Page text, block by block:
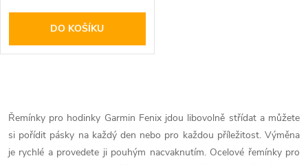
DO KOŠÍKU
v
l
Řemínky pro hodinky Garmin Fenix jdou libovolně střídat a můžete
si pořídit pásky na každý den nebo pro každou příležitost. Výměna
je rychlé a provedete ji pouhým nacvaknutím. Ocelové řemínky pro